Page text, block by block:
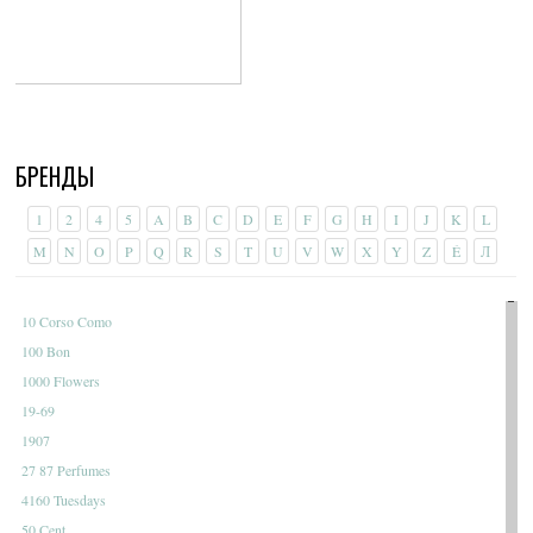
БРЕНДЫ
1 2 4 5 A B C D E F G H I J K
L
M
N O P Q R S T U V W X Y Z É Л
10 Corso Como
100 Bon
1000 Flowers
19-69
1907
27 87 Perfumes
4160 Tuesdays
50 Cent